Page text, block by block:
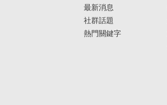
最新消息
社群話題
熱門關鍵字